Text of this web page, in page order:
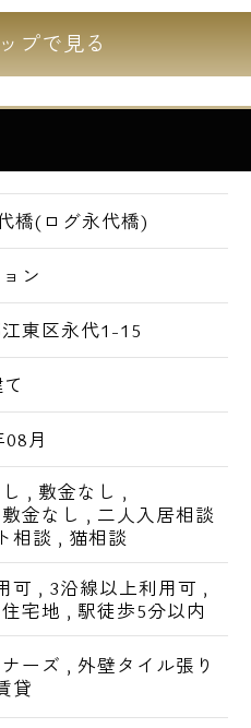
ーホン
口
額1,500円～2,000円
円
プで見る
橋(ログ永代橋)
ン
東区永代1-15
月
, 敷金なし ,
金なし , 二人入居相談
相談 , 猫相談
可 , 3沿線以上利用可 ,
宅地 , 駅徒歩5分以内
ーズ , 外壁タイル張り
貸